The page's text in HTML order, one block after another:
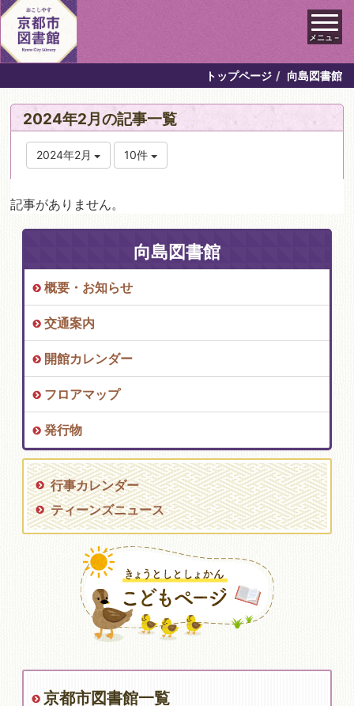
メニュ－
トップページ 向島図書館
2024年2月の記事一覧
2024年2月 10件
記事がありません。
向島図書館
概要・お知らせ
交通案内
開館カレンダー
フロアマップ
発行物
行事カレンダー
ティーンズニュース
京都市図書館一覧